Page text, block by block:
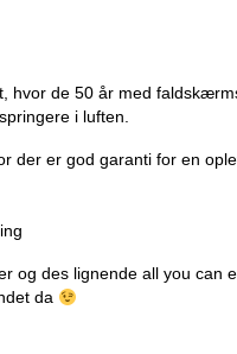
de 50 år med
i luften.
der er god garanti for en
des lignende all you can
da